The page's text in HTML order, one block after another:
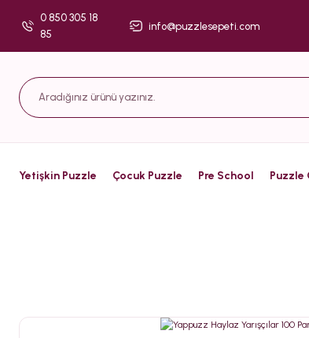
0 850 305 18
85
info@puzzlesepeti.com
Yetişkin Puzzle Çocuk Puzzle Pre School Puzzle